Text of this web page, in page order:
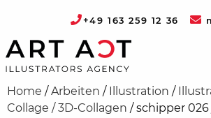
+49 163 259 12 36
Home /Arbeiten / Illustration /
Collage / 3D-Collagen /schipper